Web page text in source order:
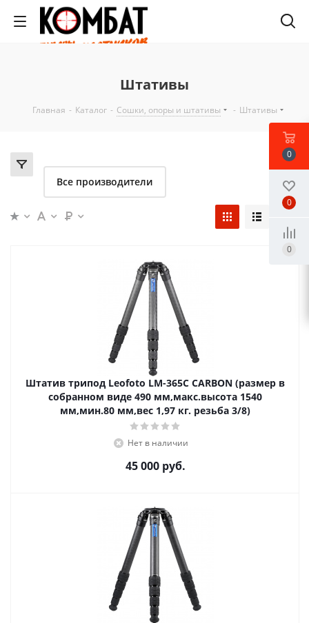
Штативы
Главная - Каталог - Сошки, опоры и штативы - Штативы
Все производители
Штатив трипод Leofoto LM-365C CARBON (размер в
собранном виде 490 мм,макс.высота 1540
мм,мин.80 мм,вес 1,97 кг. резьба 3/8)
Нет в наличии
45 000руб.
0
0
0